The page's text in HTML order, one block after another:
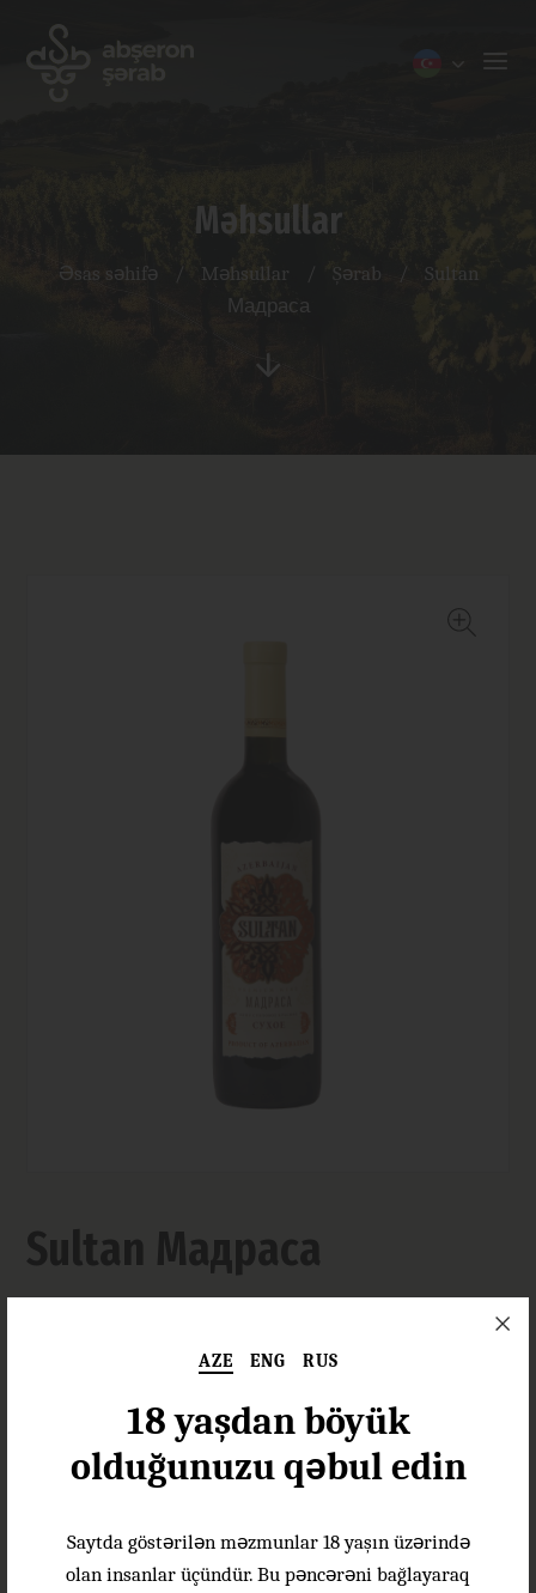
Məhsullar
Əsas səhifə / Məhsullar / Şərab /
Sultan
Мадраса
Sultan Мадраса
Üzümün mənşəyi:
Azərbaycan
Ətir:
Qara qarağat, albalı, gavalı
Dadı:
taninlərlə zəngin olan
uzunsürən dada malikdir
AZE ENG RUS
18 yaşdan böyük
olduğunuzu qəbul edin
Saytda göstərilən məzmunlar 18 yaşın üzərində
olan insanlar üçündür. Bu pəncərəni bağlayaraq